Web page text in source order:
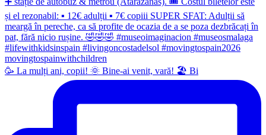
🥳 La mulți ani, copii! 🌞 Bine-ai venit, vară! 🏖 Bi